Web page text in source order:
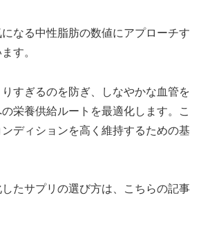
なる中性脂肪の数値にアプローチす
す。
すぎるのを防ぎ、しなやかな血管を
栄養供給ルートを最適化します。こ
ディションを高く維持するための基
たサプリの選び方は、こちらの記事